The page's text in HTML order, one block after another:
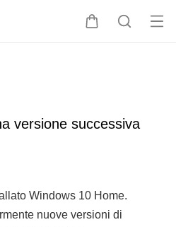
C
R
Ap
versione successiva
Windows 10 Home.
nuove versioni di